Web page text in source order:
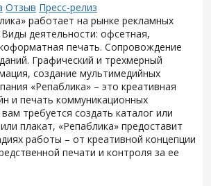
Отзыв Пресс-релиз
работает на рынке рекламных
Виды деятельности: офсетная,
печать. Сопровождение
Графический и трехмерный
создание мультимедийных
«Репаблика» – это креативная
и печать коммуникационных
требуется создать каталог или
плакат, «Репаблика» предоставит
работы – от креативной концепции
печати и контроля за ее